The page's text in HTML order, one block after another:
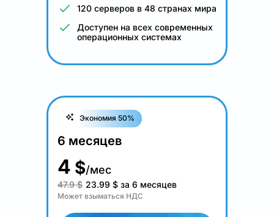
120 серверов в 48 странах мира
Доступен на всех современных
операционных системах
Экономия 50%
6 месяцев
4 $/мес
47.9 $ 23.99 $ за 6 месяцев
Может взыматься НДС